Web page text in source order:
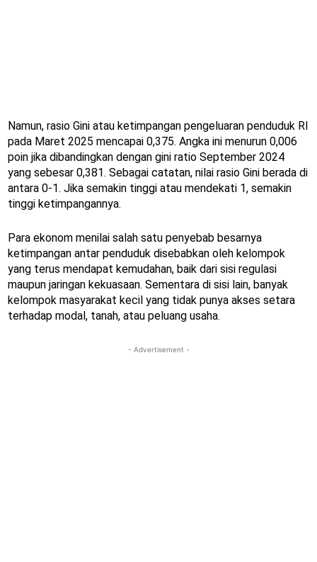
Namun, rasio Gini atau ketimpangan pengeluaran penduduk RI
pada Maret 2025 mencapai 0,375. Angka ini menurun 0,006
poin jika dibandingkan dengan gini ratio September 2024
yang sebesar 0,381. Sebagai catatan, nilai rasio Gini berada di
antara 0-1. Jika semakin tinggi atau mendekati 1, semakin
tinggi ketimpangannya.
Para ekonom menilai salah satu penyebab besarnya
ketimpangan antar penduduk disebabkan oleh kelompok
yang terus mendapat kemudahan, baik dari sisi regulasi
maupun jaringan kekuasaan. Sementara di sisi lain, banyak
kelompok masyarakat kecil yang tidak punya akses setara
terhadap modal, tanah, atau peluang usaha.
- Advertisement -